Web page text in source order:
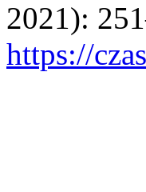
2021):
https://